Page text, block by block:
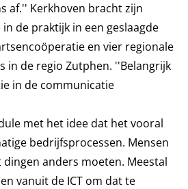
af.'' Kerkhoven bracht zijn
de praktijk in een geslaagde
en vier regionale
in de regio Zutphen. ''Belangrijk
in de communicatie
met het idee dat het vooral
bedrijfsprocessen. Mensen
anders moeten. Meestal
vanuit de ICT om dat te